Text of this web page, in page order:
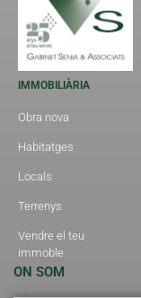
IMMOBILIÀRIA
Obra nova
Habitatges
Locals
Terrenys
Vendre el teu
immoble
ON SOM